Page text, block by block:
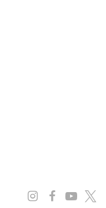
Instagram